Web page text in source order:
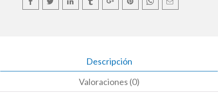
Descripción
Valoraciones (0)